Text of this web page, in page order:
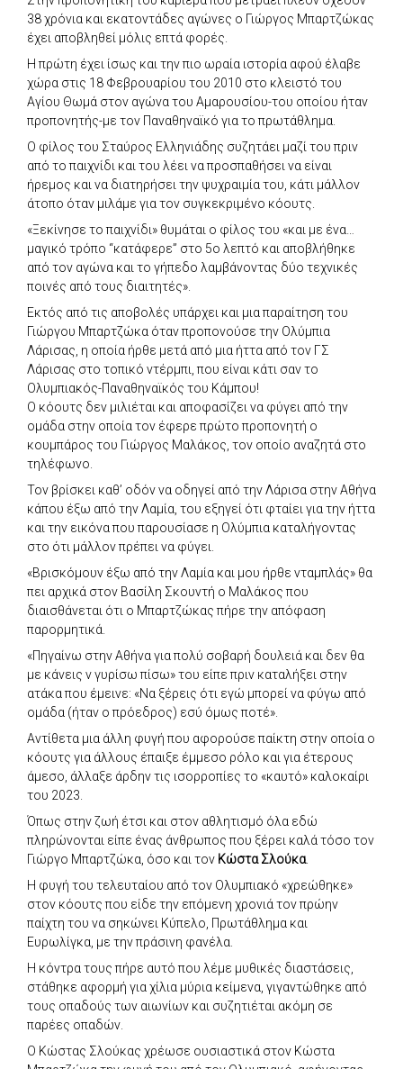
38 χρόνια και εκατοντάδες αγώνες ο Γιώργος Μπαρτζώκας
έχει αποβληθεί μόλις επτά φορές.
Η πρώτη έχει ίσως και την πιο ωραία ιστορία αφού έλαβε
χώρα στις 18 Φεβρουαρίου του 2010 στο κλειστό του
Αγίου Θωμά στον αγώνα του Αμαρουσίου-του οποίου ήταν
προπονητής-με τον Παναθηναϊκό για το πρωτάθλημα.
Ο φίλος του Σταύρος Ελληνιάδης συζητάει μαζί του πριν
από το παιχνίδι και του λέει να προσπαθήσει να είναι
ήρεμος και να διατηρήσει την ψυχραιμία του, κάτι μάλλον
άτοπο όταν μιλάμε για τον συγκεκριμένο κόουτς.
«Ξεκίνησε το παιχνίδι» θυμάται ο φίλος του «και με ένα…
μαγικό τρόπο “κατάφερε” στο 5ο λεπτό και αποβλήθηκε
από τον αγώνα και το γήπεδο λαμβάνοντας δύο τεχνικές
ποινές από τους διαιτητές».
Εκτός από τις αποβολές υπάρχει και μια παραίτηση του
Γιώργου Μπαρτζώκα όταν προπονούσε την Ολύμπια
Λάρισας, η οποία ήρθε μετά από μια ήττα από τον ΓΣ
Λάρισας στο τοπικό ντέρμπι, που είναι κάτι σαν το
Ολυμπιακός-Παναθηναϊκός του Κάμπου!
Ο κόουτς δεν μιλιέται και αποφασίζει να φύγει από την
ομάδα στην οποία τον έφερε πρώτο προπονητή ο
κουμπάρος του Γιώργος Μαλάκος, τον οποίο αναζητά στο
τηλέφωνο.
Τον βρίσκει καθ’ οδόν να οδηγεί από την Λάρισα στην Αθήνα
κάπου έξω από την Λαμία, του εξηγεί ότι φταίει για την ήττα
και την εικόνα που παρουσίασε η Ολύμπια καταλήγοντας
στο ότι μάλλον πρέπει να φύγει.
«Βρισκόμουν έξω από την Λαμία και μου ήρθε νταμπλάς» θα
πει αρχικά στον Βασίλη Σκουντή ο Μαλάκος που
διαισθάνεται ότι ο Μπαρτζώκας πήρε την απόφαση
παρορμητικά.
«Πηγαίνω στην Αθήνα για πολύ σοβαρή δουλειά και δεν θα
με κάνεις ν γυρίσω πίσω» του είπε πριν καταλήξει στην
ατάκα που έμεινε: «Να ξέρεις ότι εγώ μπορεί να φύγω από
ομάδα (ήταν ο πρόεδρος) εσύ όμως ποτέ».
Αντίθετα μια άλλη φυγή που αφορούσε παίκτη στην οποία ο
κόουτς για άλλους έπαιξε έμμεσο ρόλο και για έτερους
άμεσο, άλλαξε άρδην τις ισορροπίες το «καυτό» καλοκαίρι
του 2023.
Όπως στην ζωή έτσι και στον αθλητισμό όλα εδώ
πληρώνονται είπε ένας άνθρωπος που ξέρει καλά τόσο τον
Γιώργο Μπαρτζώκα, όσο και τον Κώστα Σλούκα.
Η φυγή του τελευταίου από τον Ολυμπιακό «χρεώθηκε»
στον κόουτς που είδε την επόμενη χρονιά τον πρώην
παίχτη του να σηκώνει Κύπελο, Πρωτάθλημα και
Ευρωλίγκα, με την πράσινη φανέλα.
Η κόντρα τους πήρε αυτό που λέμε μυθικές διαστάσεις,
στάθηκε αφορμή για χίλια μύρια κείμενα, γιγαντώθηκε από
τους οπαδούς των αιωνίων και συζητιέται ακόμη σε
παρέες οπαδών.
Ο Κώστας Σλούκας χρέωσε ουσιαστικά στον Κώστα